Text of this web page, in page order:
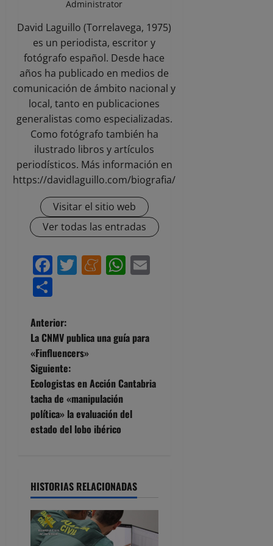
Administrator
David Laguillo (Torrelavega, 1975)
es un periodista, escritor y
fotógrafo español. Desde hace
años ha publicado en medios de
comunicación de ámbito nacional y
local, tanto en publicaciones
generalistas como especializadas.
Como fotógrafo también ha
ilustrado libros y artículos
periodísticos. Más información en
https://davidlaguillo.com/biografia/
Visitar el sitio web
Ver todas las entradas
Facebook
Twitter
Meneame
WhatsApp
N
a
v
e
g
c
i
ó
Anterior:
La CNMV publica una guía para
«Finfluencers»
Siguiente:
Ecologistas en Acción Cantabria
tacha de «manipulación
política» la evaluación del
estado del lobo ibérico
HISTORIAS RELACIONADAS